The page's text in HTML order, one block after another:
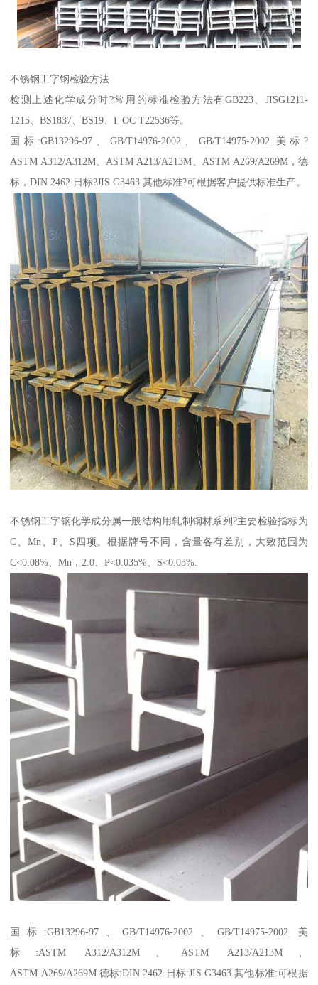
不锈钢工字钢检验方法
检测上述化学成分时?常用的标准检验方法有GB223、JISG1211-
1215、BS1837、BS19、Г ОС Т22536等。
国标:GB13296-97、GB/T14976-2002、GB/T14975-2002 美标?
ASTM A312/A312M、ASTM A213/A213M、ASTM A269/A269M，德
标，DIN 2462 日标?JIS G3463 其他标准?可根据客户提供标准生产。
不锈钢工字钢化学成分属一般结构用轧制钢材系列?主要检验指标为
C、Mn、P、S四项。根据牌号不同，含量各有差别，大致范围为
C<0.08%、Mn，2.0、P<0.035%、S<0.03%.
国标:GB13296-97、GB/T14976-2002、GB/T14975-2002 美
标:ASTM A312/A312M、ASTM A213/A213M、
ASTM A269/A269M 德标:DIN 2462 日标:JIS G3463 其他标准:可根据